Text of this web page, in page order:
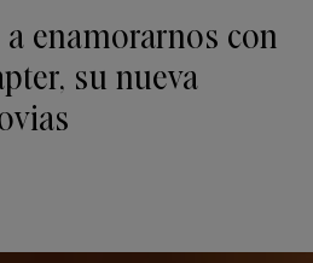
enamorarnos con
su nueva